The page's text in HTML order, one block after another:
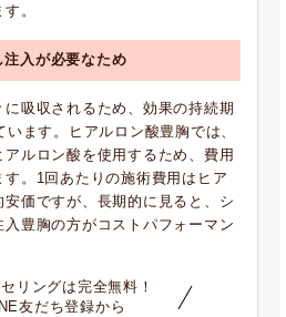
。
入が必要なため
吸収されるため、効果の持続期
ます。ヒアルロン酸豊胸では、
ルロン酸を使用するため、費用
。1回あたりの施術費用はヒア
価ですが、長期的に見ると、シ
入豊胸の方がコストパフォーマン
リングは完全無料！
友だち登録から